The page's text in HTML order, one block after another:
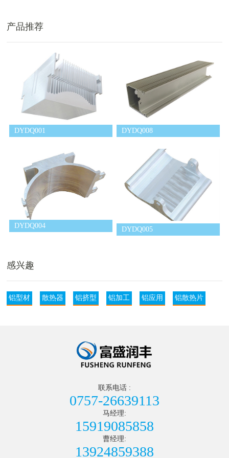
产品推荐
DYDQ001 DYDQ008
DYDQ004 DYDQ005
感兴趣
铝型材 散热器 铝挤型 铝加工 铝应用 铝散热片
联系电话 :
0757-26639113
马经理:
15919085858
曹经理:
13924859388